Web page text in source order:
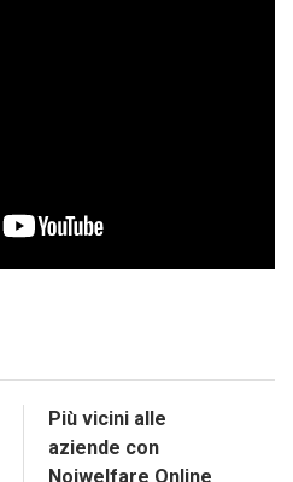
Più vicini alle
aziende con
Noiwelfare Online